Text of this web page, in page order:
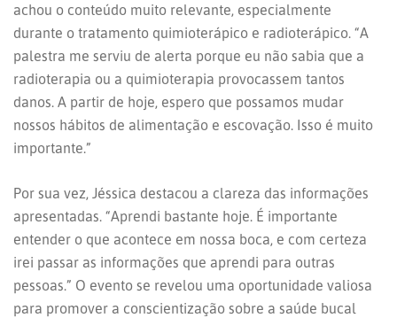
achou o conteúdo muito relevante, especialmente
durante o tratamento quimioterápico e radioterápico. “A
palestra me serviu de alerta porque eu não sabia que a
radioterapia ou a quimioterapia provocassem tantos
danos. A partir de hoje, espero que possamos mudar
nossos hábitos de alimentação e escovação. Isso é muito
importante.”
Por sua vez, Jéssica destacou a clareza das informações
apresentadas. “Aprendi bastante hoje. É importante
entender o que acontece em nossa boca, e com certeza
irei passar as informações que aprendi para outras
pessoas.” O evento se revelou uma oportunidade valiosa
para promover a conscientização sobre a saúde bucal